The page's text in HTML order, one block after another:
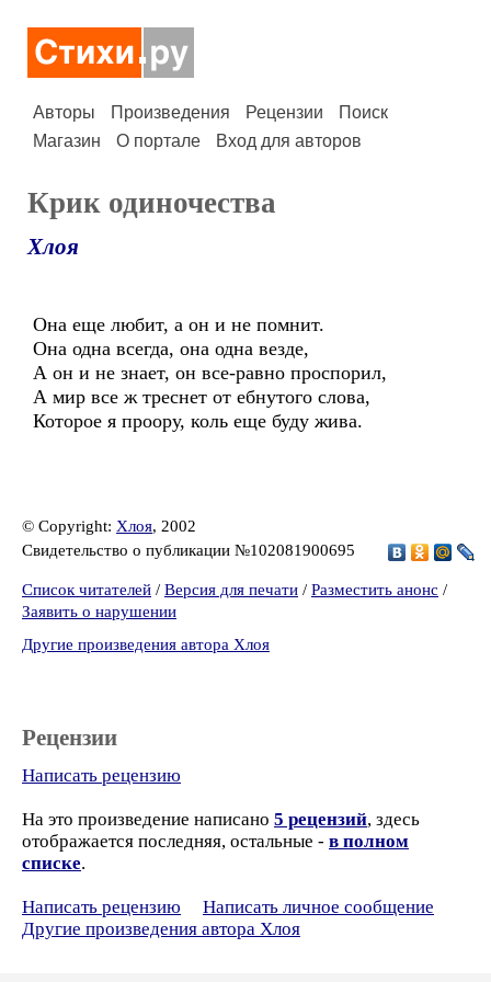
Авторы Произведения Рецензии
Поиск
Магазин
О портале Вход для авторов
Крик одиночества
Хлоя
Она еще любит, а он и не помнит.
Она одна всегда, она одна везде,
А он и не знает, он все-равно проспорил,
А мир все ж треснет от ебнутого слова,
Которое я проору, коль еще буду жива.
© Copyright: Хлоя, 2002
Свидетельство о публикации №102081900695
Список читателей / Версия для печати / Разместить анонс /
Заявить о нарушении
Другие произведения автора Хлоя
Рецензии
Написать рецензию
На это произведение написано 5 рецензий, здесь
отображается последняя, остальные - в полном
списке.
Написать рецензию
Написать личное сообщение
Другие произведения автора Хлоя